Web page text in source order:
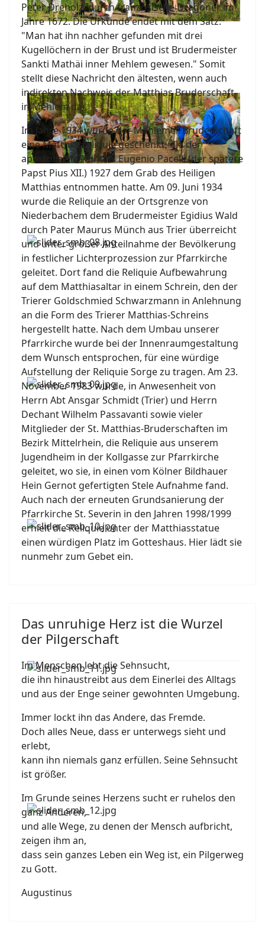
Peter Dreholz, durch französische Dragoner im
Jahre 1672. Die Urkunde endet mit dem Satz:
"Man hat ihn nachher gefunden mit drei
Kugellöchern in der Brust und ist Brudermeister
Sankti Mathäi inner Mehlem gewesen." Somit
stellt diese Nachricht den ältesten, wenn auch
indirekten Nachweis der Matthias Bruderschaft
in Mehlem dar.
Im Jahre 1934 wurde der Mehlemer Bruderschaft
eine Matthiasreliquie geschenkt, die der
apostolische Nuntius Eugenio Pacelli (der spätere
Papst Pius XII.) 1927 dem Grab des Heiligen
Matthias entnommen hatte. Am 09. Juni 1934
wurde die Reliquie an der Ortsgrenze von
Niederbachem dem Brudermeister Egidius Wald
durch Pater Maurus Münch aus Trier überreicht
und unter großer Anteilnahme der Bevölkerung
in festlicher Lichterprozession zur Pfarrkirche
geleitet. Dort fand die Reliquie Aufbewahrung
auf dem Matthiasaltar in einem Schrein, den der
Trierer Goldschmied Schwarzmann in Anlehnung
an die Form des Trierer Matthias-Schreins
hergestellt hatte. Nach dem Umbau unserer
Pfarrkirche wurde bei der Innenraumgestaltung
dem Wunsch entsprochen, für eine würdige
Aufstellung der Reliquie Sorge zu tragen. Am 23.
November 1983 wurde, in Anwesenheit von
Herrn Abt Ansgar Schmidt (Trier) und Herrn
Dechant Wilhelm Passavanti sowie vieler
Mitglieder der St. Matthias-Bruderschaften im
Bezirk Mittelrhein, die Reliquie aus unserem
Jugendheim in der Kollgasse zur Pfarrkirche
geleitet, wo sie, in einen vom Kölner Bildhauer
Hein Gernot gefertigten Stele Aufnahme fand.
Auch nach der erneuten Grundsanierung der
Pfarrkirche St. Severin in den Jahren 1998/1999
erhielt die Reliquie unter der Matthiasstatue
einen würdigen Platz im Gotteshaus. Hier lädt sie
nunmehr zum Gebet ein.
Das unruhige Herz ist die Wurzel
der Pilgerschaft
Im Menschen lebt die Sehnsucht,
die ihn hinaustreibt aus dem Einerlei des Alltags
und aus der Enge seiner gewohnten Umgebung.
Immer lockt ihn das Andere, das Fremde.
Doch alles Neue, dass er unterwegs sieht und
erlebt,
kann ihn niemals ganz erfüllen. Seine Sehnsucht
ist größer.
Im Grunde seines Herzens sucht er ruhelos den
ganz Anderen,
und alle Wege, zu denen der Mensch aufbricht,
zeigen ihm an,
dass sein ganzes Leben ein Weg ist, ein Pilgerweg
zu Gott.
Augustinus